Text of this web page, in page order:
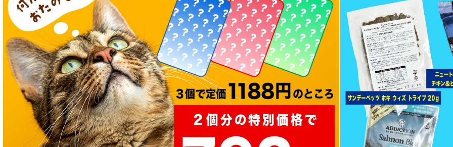
全年齢対応 フード for DOG
パピー用 フード for DOG
成犬用 フード for DOG
シニア犬用フード for DOG
食物アレルギー対応 ドッグフード